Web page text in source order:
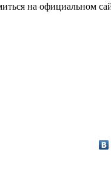
на официальном